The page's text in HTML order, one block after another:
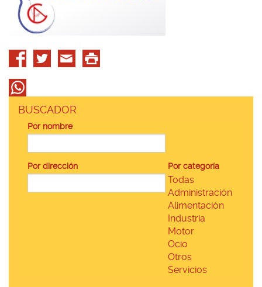
BUSCADOR
Por nombre
Por dirección Por categoría
Todas
Administración
Alimentación
Industria
Motor
Ocio
Otros
Servicios